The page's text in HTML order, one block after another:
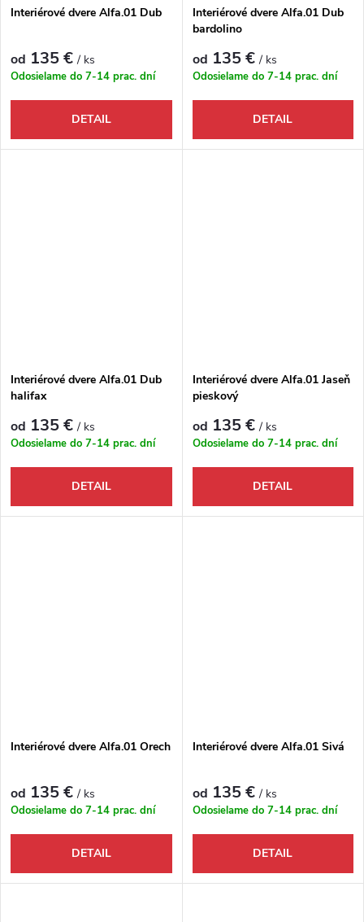
Interiérové dvere Alfa.01 Dub
od 135 €/ ks
Odosielame do 7-14 prac. dní
DETAIL
Interiérové dvere Alfa.01 Dub
bardolino
od 135 €/ ks
Odosielame do 7-14 prac. dní
DETAIL
Interiérové dvere Alfa.01 Dub
halifax
od 135 €/ ks
Odosielame do 7-14 prac. dní
DETAIL
Interiérové dvere Alfa.01 Jaseň
pieskový
od 135 €/ ks
Odosielame do 7-14 prac. dní
DETAIL
Interiérové dvere Alfa.01 Orech
od 135 €/ ks
Odosielame do 7-14 prac. dní
DETAIL
Interiérové dvere Alfa.01 Sivá
od 135 €/ ks
Odosielame do 7-14 prac. dní
DETAIL